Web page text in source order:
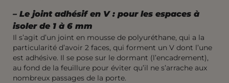
– Le joint adhésif en V : pour les espaces à
isolerde 1 à 6 mm
Il s’agit d’un joint en mousse de polyuréthane, qui a la
particularité d’avoir 2 faces, qui forment un V dont l’une
est adhésive. Il se pose sur le dormant (l’encadrement),
au fond de la feuillure pour éviter qu’il ne s’arrache aux
nombreux passages de la porte.